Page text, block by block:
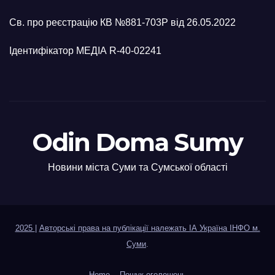
Св. про реєстрацію КВ №881-703Р від 26.05.2022
Ідентифікатор МЕДІА R-40-02241
Odin Doma Sumy
Новини міста Суми та Сумської області
2025 | Авторські права на публікації належать ІА Україна ІНФО м.
Суми